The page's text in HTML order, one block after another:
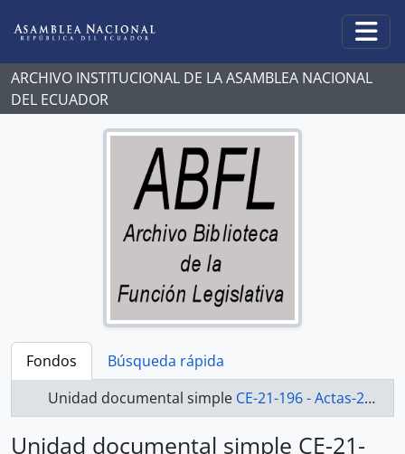
ARCHIVO INSTITUCIONAL DE LA ASAMBLEA NACIONAL
DEL ECUADOR
Fondos
Búsqueda rápida
Unidad documental simple CE-21-196 - Actas-2000-2002
Unidad documental simple CE-21-